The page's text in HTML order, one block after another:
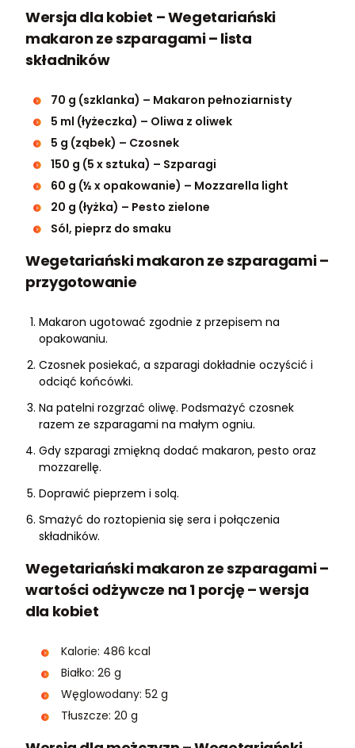
Wersja dla kobiet – Wegetariański
makaron ze szparagami – lista
składników
70 g (szklanka) – Makaron pełnoziarnisty
5 ml (łyżeczka) – Oliwa z oliwek
5 g (ząbek) – Czosnek
150 g (5 x sztuka) – Szparagi
60 g (½ x opakowanie) – Mozzarella light
20 g (łyżka) – Pesto zielone
Sól, pieprz do smaku
Wegetariański makaron ze szparagami –
przygotowanie
Makaron ugotować zgodnie z przepisem na
opakowaniu.
Czosnek posiekać, a szparagi dokładnie oczyścić i
odciąć końcówki.
Na patelni rozgrzać oliwę. Podsmażyć czosnek
razem ze szparagami na małym ogniu.
Gdy szparagi zmiękną dodać makaron, pesto oraz
mozzarellę.
Doprawić pieprzem i solą.
Smażyć do roztopienia się sera i połączenia
składników.
Wegetariański makaron ze szparagami –
wartości odżywcze na 1 porcję – wersja
dla kobiet
Kalorie: 486 kcal
Białko: 26 g
Węglowodany: 52 g
Tłuszcze: 20 g